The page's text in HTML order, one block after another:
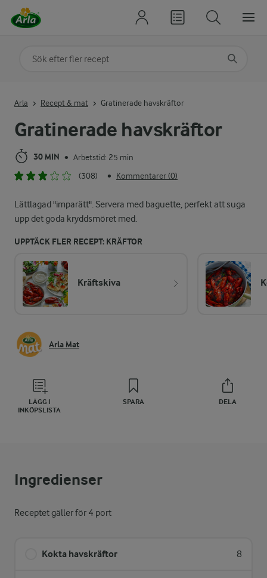
Gratinerade havskräftor
30 MIN • Arbetstid: 25 min
(308)
• Kommentarer (0)
Lättlagad "imparätt". Servera med baguette, perfekt att suga
upp det goda kryddsmöret med.
UPPTÄCK FLER RECEPT: KRÄFTOR
Kräftskiva
Arla Mat
LÄGG I
INKÖPSLISTA
SPARA DELA
Arla Recept & mat Gratinerade havskräftor
Ingredienser
Receptet gäller för 4 port
Kokta havskräftor 8
Sök på kategori eller ingrediens